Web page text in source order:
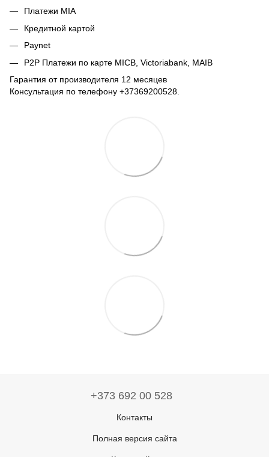
Платежи MIA
Кредитной картой
Paynet
P2P Платежи по карте MICB, Victoriabank, MAIB
Гарантия от производителя 12 месяцев
Консультация по телефону +37369200528.
+373 692 00 528
Контакты
Полная версия сайта